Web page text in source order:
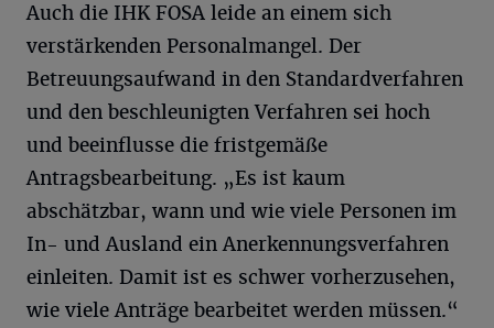
Auch die IHK FOSA leide an einem sich
verstärkenden Personalmangel. Der
Betreuungsaufwand in den Standardverfahren
und den beschleunigten Verfahren sei hoch
und beeinflusse die fristgemäße
Antragsbearbeitung. „Es ist kaum
abschätzbar, wann und wie viele Personen im
In- und Ausland ein Anerkennungsverfahren
einleiten. Damit ist es schwer vorherzusehen,
wie viele Anträge bearbeitet werden müssen.“